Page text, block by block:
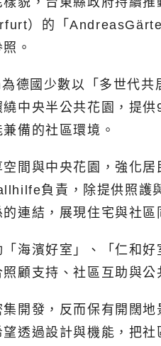
）的「
。
德國少數以「多世代
中央半公共花園，提
備的社區環境。
間與中央花園，強化
負責，除提供照護
連結，展現住宅與社區
海濱好室」、「仁和
顧支持、社區互助與
開發，反而保有開闊
透過設計與機能，把